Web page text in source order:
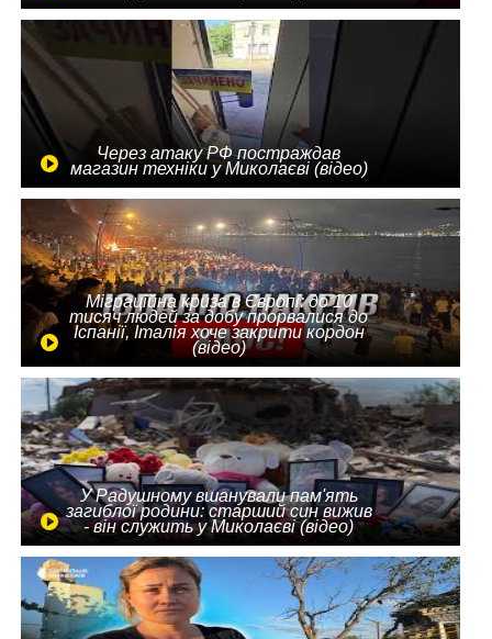
Через атаку РФ постраждав
магазин техніки у Миколаєві (відео)
Міграційна криза в Європі: до 10
тисяч людей за добу прорвалися до
Іспанії, Італія хоче закрити кордон
(відео)
У Радушному вшанували пам'ять
загиблої родини: старший син вижив
- він служить у Миколаєві (відео)